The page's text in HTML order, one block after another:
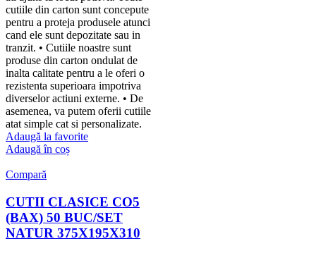
cutiile din carton sunt concepute
pentru a proteja produsele atunci
cand ele sunt depozitate sau in
tranzit. • Cutiile noastre sunt
produse din carton ondulat de
inalta calitate pentru a le oferi o
rezistenta superioara impotriva
diverselor actiuni externe. • De
asemenea, va putem oferii cutiile
atat simple cat si personalizate.
Adaugă la favorite
Adaugă în coș
Compară
CUTII CLASICE CO5
(BAX) 50 BUC/SET
NATUR 375X195X310